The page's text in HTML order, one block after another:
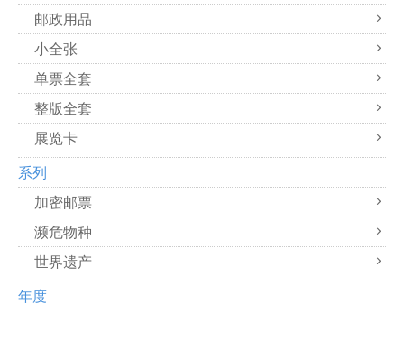
邮政用品
小全张
单票全套
整版全套
展览卡
系列
加密邮票
濒危物种
世界遗产
年度